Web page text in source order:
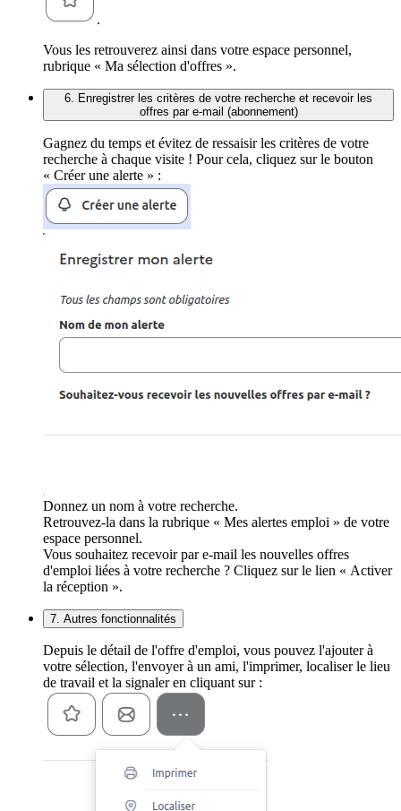
.
Vous les retrouverez ainsi dans votre espace personnel,
rubrique « Ma sélection d'offres ».
6. Enregistrer les critères de votre recherche et recevoir les
offres par e-mail (abonnement)
Gagnez du temps et évitez de ressaisir les critères de votre
recherche à chaque visite ! Pour cela, cliquez sur le bouton
« Créer une alerte » :
Donnez un nom à votre recherche.
Retrouvez-la dans la rubrique « Mes alertes emploi » de votre
espace personnel.
Vous souhaitez recevoir par e-mail les nouvelles offres
d'emploi liées à votre recherche ? Cliquez sur le lien « Activer
la réception ».
7. Autres fonctionnalités
Depuis le détail de l'offre d'emploi, vous pouvez l'ajouter à
votre sélection, l'envoyer à un ami, l'imprimer, localiser le lieu
de travail et la signaler en cliquant sur :